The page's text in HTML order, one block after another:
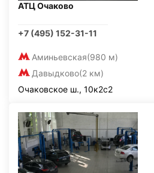
АТЦ Очаково
+7 (495) 152-31-11
Аминьевская(980 м)
Давыдково(2 км)
Очаковское ш., 10к2с2